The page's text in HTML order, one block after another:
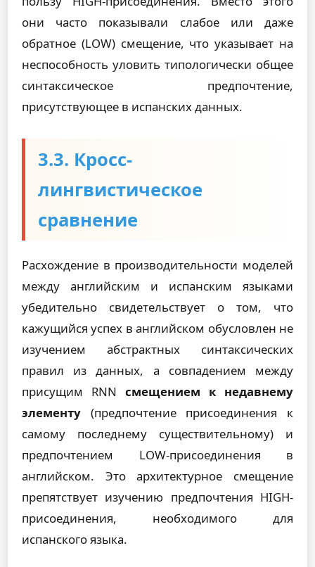
они часто показывали слабое или даже
обратное (LOW) смещение, что указывает на
неспособность уловить типологически общее
синтаксическое предпочтение,
присутствующее в испанских данных.
3.3. Кросс-
лингвистическое
сравнение
Расхождение в производительности моделей
между английским и испанским языками
убедительно свидетельствует о том, что
кажущийся успех в английском обусловлен не
изучением абстрактных синтаксических
правил из данных, а совпадением между
присущим RNN смещением к недавнему
элементу (предпочтение присоединения к
самому последнему существительному) и
предпочтением LOW-присоединения в
английском. Это архитектурное смещение
препятствует изучению предпочтения HIGH-
присоединения, необходимого для
испанского языка.